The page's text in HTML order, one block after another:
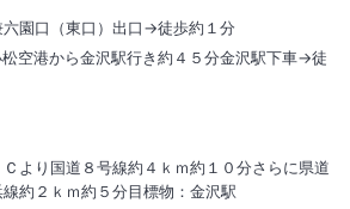
六園口（東口）出口→徒歩約１分
空港から金沢駅行き約４５分金沢駅下車→徒
より国道８号線約４ｋｍ約１０分さらに県道
約２ｋｍ約５分目標物：金沢駅